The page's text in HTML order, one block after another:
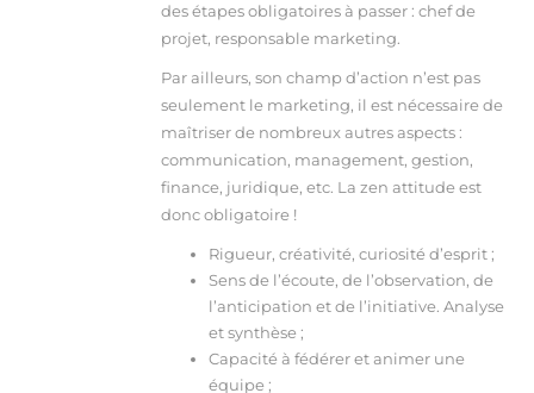
des étapes obligatoires à passer : chef de
projet, responsable marketing.
Par ailleurs, son champ d’action n’est pas
seulement le marketing, il est nécessaire de
maîtriser de nombreux autres aspects :
communication, management, gestion,
finance, juridique, etc. La zen attitude est
donc obligatoire !
Rigueur, créativité, curiosité d’esprit ;
Sens de l’écoute, de l’observation, de
l’anticipation et de l’initiative. Analyse
et synthèse ;
Capacité à fédérer et animer une
équipe ;